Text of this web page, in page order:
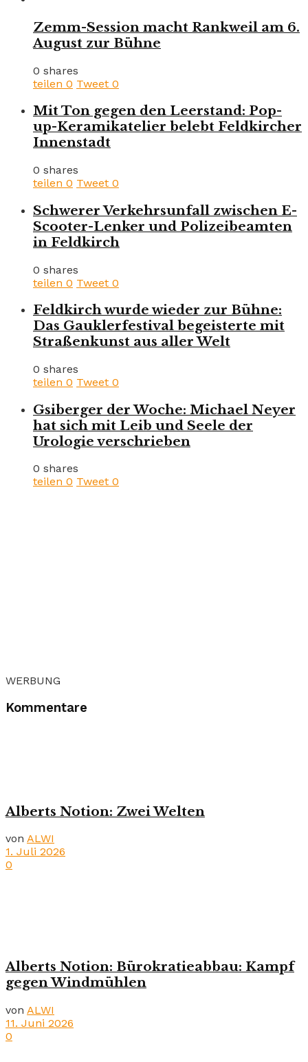
Zemm-Session macht Rankweil am 6.
August zur Bühne
0 shares
teilen 0 Tweet 0
Mit Ton gegen den Leerstand: Pop-
up-Keramikatelier belebt Feldkircher
Innenstadt
0 shares
teilen 0 Tweet 0
Schwerer Verkehrsunfall zwischen E-
Scooter-Lenker und Polizeibeamten
in Feldkirch
0 shares
teilen 0 Tweet 0
Feldkirch wurde wieder zur Bühne:
Das Gauklerfestival begeisterte mit
Straßenkunst aus aller Welt
0 shares
teilen 0 Tweet 0
Gsiberger der Woche: Michael Neyer
hat sich mit Leib und Seele der
Urologie verschrieben
0 shares
teilen 0 Tweet 0
WERBUNG
Kommentare
Alberts Notion: Zwei Welten
von ALWI
1. Juli 2026
0
Alberts Notion: Bürokratieabbau: Kampf
gegen Windmühlen
von ALWI
11. Juni 2026
0